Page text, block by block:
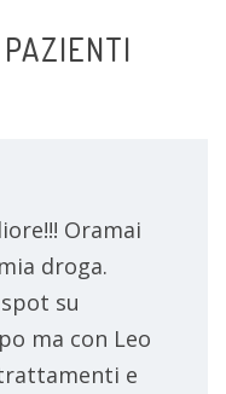
Oramai
droga.
su
ma con Leo
e